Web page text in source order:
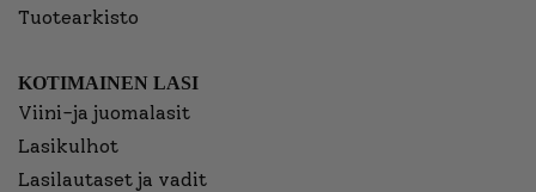
Tuotearkisto
KOTIMAINEN LASI
Viini-ja juomalasit
Lasikulhot
Lasilautaset ja vadit